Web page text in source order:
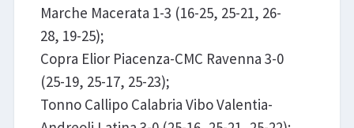
Marche Macerata 1-3 (16-25, 25-21, 26-
28, 19-25);
Copra Elior Piacenza-CMC Ravenna 3-0
(25-19, 25-17, 25-23);
Tonno Callipo Calabria Vibo Valentia-